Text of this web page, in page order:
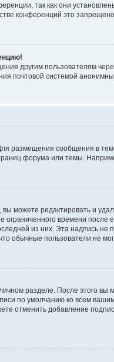
так как они
конференций это
другим пользователям
почтовой системой
размещения сообщения в
форума или темы.
можете редактировать и
ограниченного времени
из них. Эта надпись
обычные пользователи не
разделе. После этого вы
по умолчанию ко всем
отменить добавление